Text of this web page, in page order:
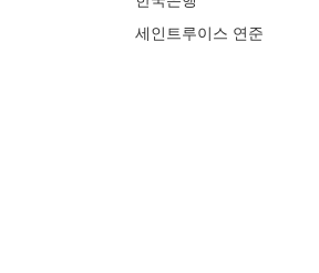
세인트루이스 연준